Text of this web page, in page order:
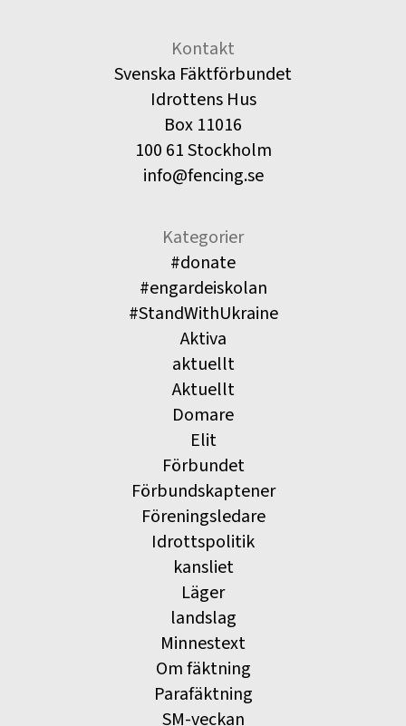
Kontakt
Svenska Fäktförbundet
Idrottens Hus
Box 11016
100 61 Stockholm
info@fencing.se
Kategorier
#donate
#engardeiskolan
#StandWithUkraine
Aktiva
aktuellt
Aktuellt
Domare
Elit
Förbundet
Förbundskaptener
Föreningsledare
Idrottspolitik
kansliet
Läger
landslag
Minnestext
Om fäktning
Parafäktning
SM-veckan